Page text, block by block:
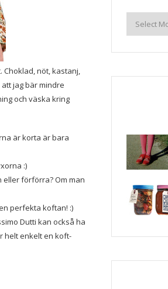
nöt, kastanj,
jag bär mindre
och väska kring
är korta är bara
:)
eller förförra? Om man
perfekta koftan! :)
Dutti kan också ha
helt enkelt en koft-